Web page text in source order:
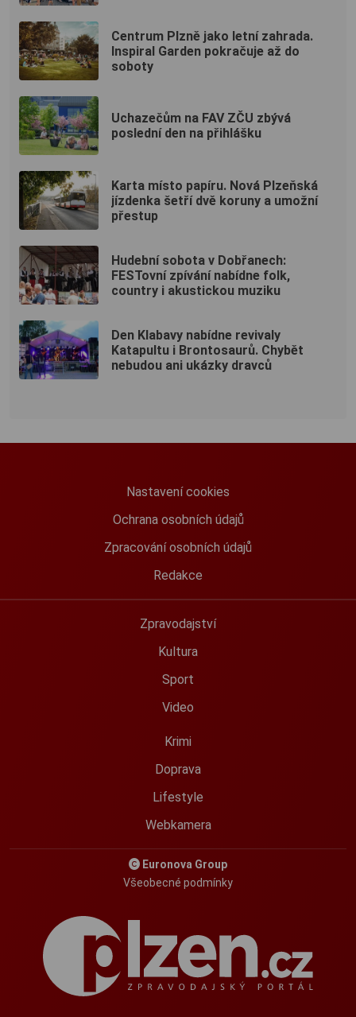
Centrum Plzně jako letní zahrada.
Inspiral Garden pokračuje až do
soboty
Uchazečům na FAV ZČU zbývá
poslední den na přihlášku
Karta místo papíru. Nová Plzeňská
jízdenka šetří dvě koruny a umožní
přestup
Hudební sobota v Dobřanech:
FESTovní zpívání nabídne folk,
country i akustickou muziku
Den Klabavy nabídne revivaly
Katapultu i Brontosaurů. Chybět
nebudou ani ukázky dravců
Nastavení cookies
Ochrana osobních údajů
Zpracování osobních údajů
Redakce
Zpravodajství
Kultura
Sport
Video
Krimi
Doprava
Lifestyle
Webkamera
Euronova Group
Všeobecné podmínky